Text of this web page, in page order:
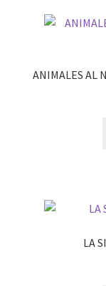
ANIMALES AL
LA